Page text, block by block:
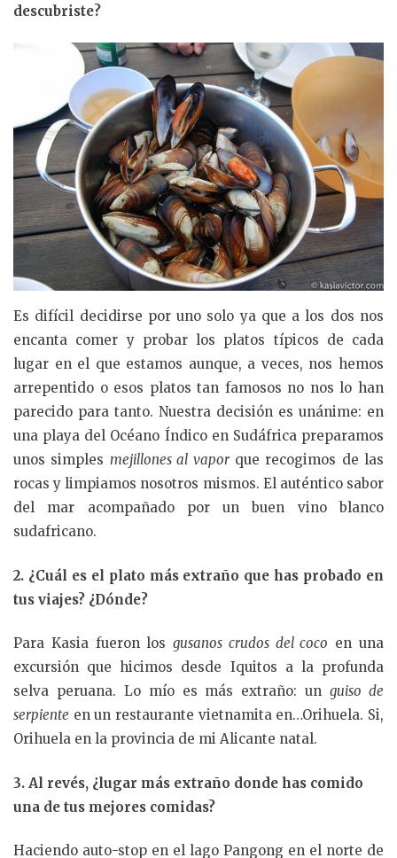
descubriste?
Es difícil decidirse por uno solo ya que a los dos nos
encanta comer y probar los platos típicos de cada
lugar en el que estamos aunque, a veces, nos hemos
arrepentido o esos platos tan famosos no nos lo han
parecido para tanto. Nuestra decisión es unánime: en
una playa del Océano Índico en Sudáfrica preparamos
unos simples mejillones al vaporque recogimos de las
rocas y limpiamos nosotros mismos. El auténtico sabor
del mar acompañado por un buen vino blanco
sudafricano.
2. ¿Cuál es el plato más extraño que has probado en
tus viajes? ¿Dónde?
Para Kasia fueron losgusanos crudos del coco en una
excursión que hicimos desde Iquitos a la profunda
selva peruana. Lo mío es más extraño: unguiso de
serpiente en un restaurante vietnamita en…Orihuela. Si,
Orihuela en la provincia de mi Alicante natal.
3. Al revés, ¿lugar más extraño donde has comido
una de tus mejores comidas?
Haciendo auto-stop en el lago Pangong en el norte de